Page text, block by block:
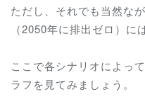
ただし、それでも当然な
（2050年に排出ゼロ）に
ここで各シナリオによっ
ラフを見てみましょう。